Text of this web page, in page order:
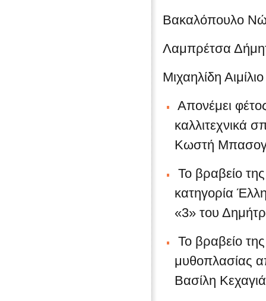
Βακαλόπουλο
Λαμπρέτσα
Μιχαηλίδη
Απονέμει
καλλιτεχνικά
Κωστή
Το βραβείο της
κατηγορία
«3» του
Το βραβείο της
μυθοπλασίας
Βασίλη